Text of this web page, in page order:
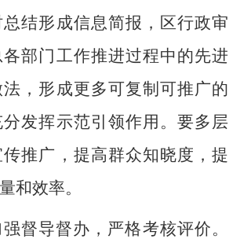
结形成信息简报， 区行政审
部门工作推进过程中的先进
，形成更多可复制可推广的
发挥示范引领作用。 要多层
推广，提高群众知晓度，提
和效率。
督导督办， 严格考核评价。